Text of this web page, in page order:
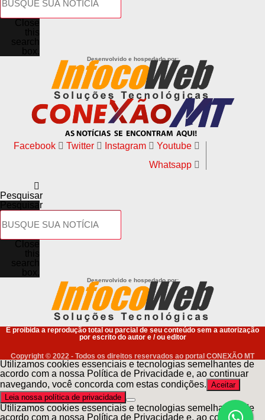
2029 a 2077: período de transição federativa, com
Ao longo dessa transição, o peso da arrecadação
histórica será gradualmente reduzido, mas continuará
relevante por décadas.
Prefeitura de Sorriso – MT
Messenger
LinkedIn
Desenvolvido e hospedado por:
Facebook Twitter Instagram
Youtube
Whatsapp
Pesquisar
Pesquisar
Desenvolvido e hospedado por:
É proibida a reprodução total ou parcial de seu conteúdo sem a autorização
por escrito do autor e / ou editor
Copyright © 2022 - Todos os direitos reservados ao portal CONEXÃO MT
Utilizamos cookies essenciais e tecnologias semelhantes de
acordo com a nossa Política de Privacidade e, ao continuar
navegando, você concorda com estas condições. Aceitar
Leia nossa política de privacidade
Utilizamos cookies essenciais e tecnologias semelhantes de
acordo com a nossa Política de Privacidade e, ao continuar